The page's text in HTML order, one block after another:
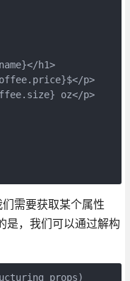
h1>
p>
oz</p>
需要获取某个属性
，我们可以通过解构
props)